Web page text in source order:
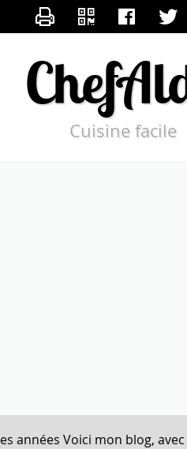
Cuisine facile
années Voici mon blog,